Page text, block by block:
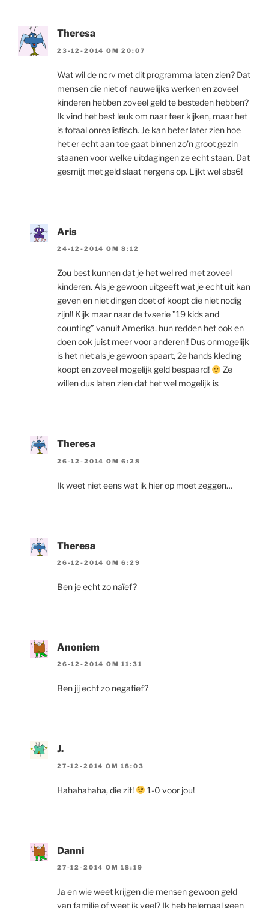
Theresa
23-12-2014 OM 20:07
Wat wil de ncrv met dit programma laten zien? Dat
mensen die niet of nauwelijks werken en zoveel
kinderen hebben zoveel geld te besteden hebben?
Ik vind het best leuk om naar teer kijken, maar het
is totaal onrealistisch. Je kan beter later zien hoe
het er echt aan toe gaat binnen zo’n groot gezin
staanen voor welke uitdagingen ze echt staan. Dat
gesmijt met geld slaat nergens op. Lijkt wel sbs6!
Aris
24-12-2014 OM 8:12
Zou best kunnen dat je het wel red met zoveel
kinderen. Als je gewoon uitgeeft wat je echt uit kan
geven en niet dingen doet of koopt die niet nodig
zijn!! Kijk maar naar de tvserie ”19 kids and
counting” vanuit Amerika, hun redden het ook en
doen ook juist meer voor anderen!! Dus onmogelijk
is het niet als je gewoon spaart, 2e hands kleding
koopt en zoveel mogelijk geld bespaard!
Ze
willen dus laten zien dat het wel mogelijk is
Theresa
26-12-2014 OM 6:28
Ik weet niet eens wat ik hier op moet zeggen…
Theresa
26-12-2014 OM 6:29
Ben je echt zo naïef?
Anoniem
26-12-2014 OM 11:31
Ben jij echt zo negatief?
J.
27-12-2014 OM 18:03
Hahahahaha, die zit! 1-0 voor jou!
Danni
27-12-2014 OM 18:19
Ja en wie weet krijgen die mensen gewoon geld
van familie of weet ik veel? Ik heb helemaal geen